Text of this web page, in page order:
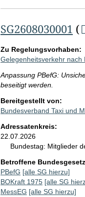
SG2608030001 (
Zu Regelungsvorhaben:
Gelegenheitsverkehr nach
Anpassung PBefG:
beseitigt werden.
Bereitgestellt von:
Bundesverband Taxi und
Adressatenkreis:
22.07.2026
Bundestag: Mitglieder
Betroffene
PBefG [alle SG hierzu]
BOKraft 1975 [alle SG
MessEG [alle SG hierzu]